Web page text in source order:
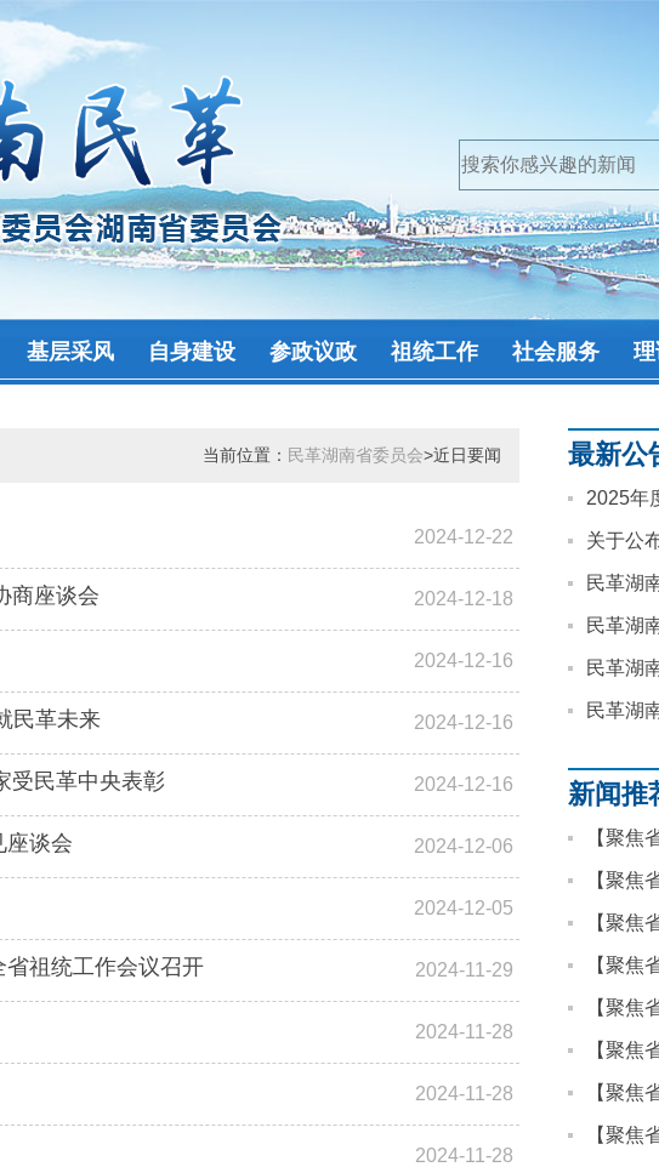
基层采风 自身建设 参政议政 祖统工作 社会服务
当前位置： 民革湖南省委员会>近日要闻
2024-12-22
商座谈会 2024-12-18
2024-12-16
民革未来 2024-12-16
受民革中央表彰 2024-12-16
座谈会 2024-12-06
2024-12-05
祖统工作会议召开 2024-11-29
2024-11-28
2024-11-28
2024-11-28
最新公
2025年
关于公
课题评
民革湖
选人员
民革湖
研课题
民革湖
察人员
民革湖
新闻推
【聚焦
浸润湖
【聚焦
支持体
【聚焦
会计师
【聚焦
乡村教
【聚焦
革省委
同发展
【聚焦
友好型
【聚焦
验室”
【聚焦